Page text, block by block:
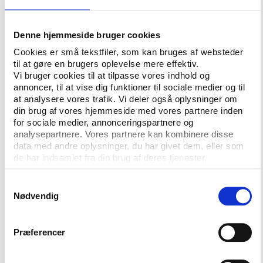
Denne hjemmeside bruger cookies
Cookies er små tekstfiler, som kan bruges af websteder
til at gøre en brugers oplevelse mere effektiv.
Vi bruger cookies til at tilpasse vores indhold og
annoncer, til at vise dig funktioner til sociale medier og til
at analysere vores trafik. Vi deler også oplysninger om
din brug af vores hjemmeside med vores partnere inden
for sociale medier, annonceringspartnere og
analysepartnere. Vores partnere kan kombinere disse
data med andre oplysninger, du har givet dem, eller som
de har indsamlet fra din brug af deres tjenester.
Nødvendig
Præferencer
snævert fokus på traditionelle internationale
opfattelse være relevant at satse endnu mere på at
få placeret nye danske grand prix-stævner på de
internationale terminslister – eller få styrket de
danske grand prix-værtskaber, vi i forvejen har. Det
kunne også være relevant at satse på store
internationale breddearrangementer, som i sagens
natur kan trække rigtig mange deltagere," sagde
Niels Nygaard i formandsberetningen.
Her kiggede han endelige indad og pegede på tre
områder, som efter DIF's mening kan underminere
For mange foreninger får ikke indhentet de